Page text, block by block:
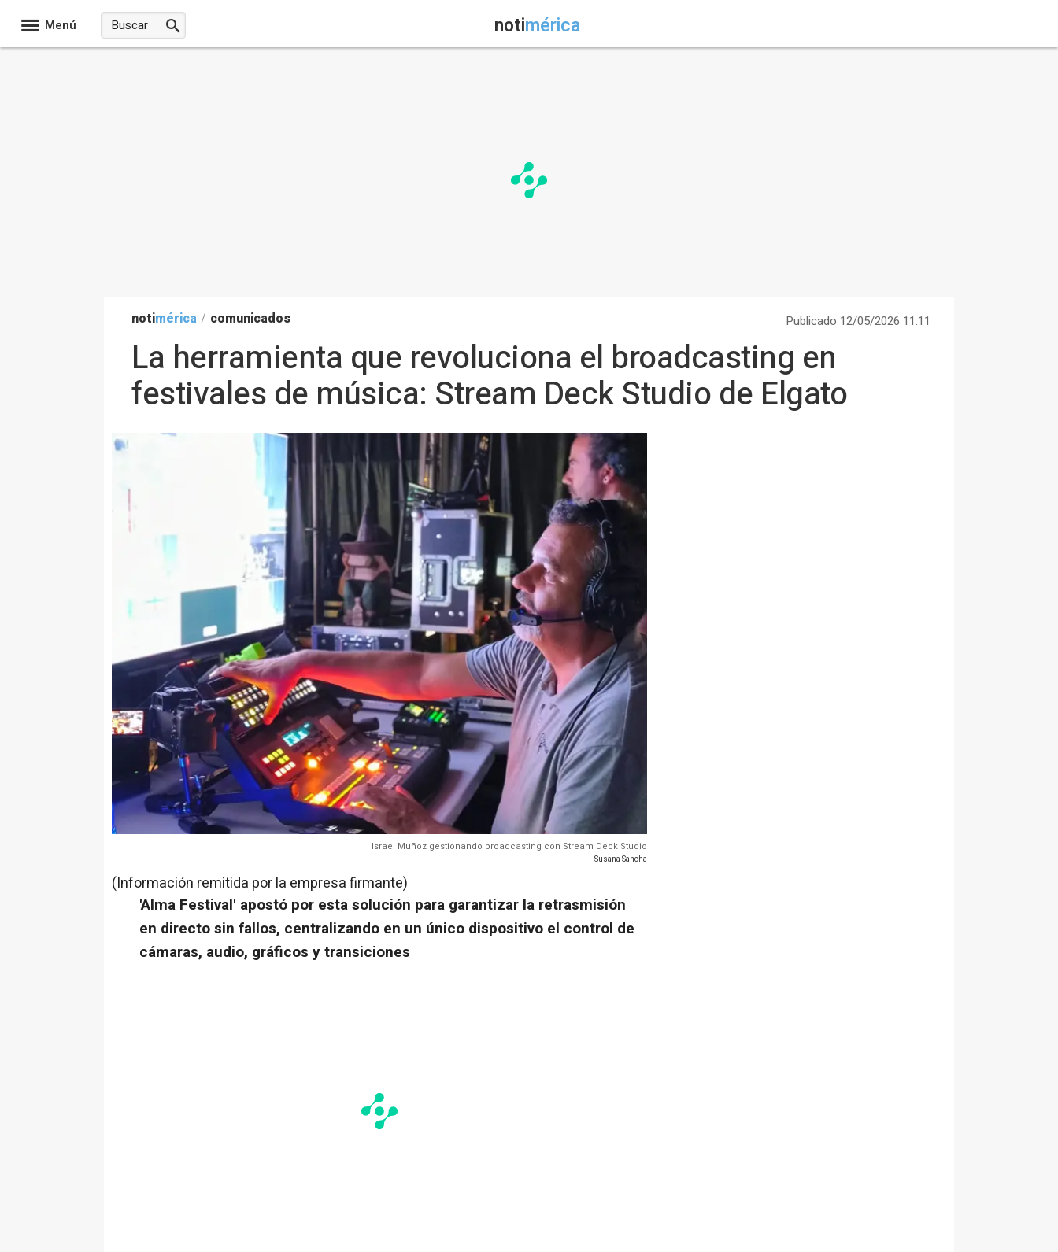
Menú notimérica
notimérica / comunicados Publicado 12/05/2026 11:11
La herramienta que revoluciona el broadcasting en
festivales de música: Stream Deck Studio de Elgato
Israel Muñoz gestionando broadcasting con Stream Deck Studio
- Susana Sancha
(Información remitida por la empresa firmante)
'Alma Festival' apostó por esta solución para garantizar la retrasmisión
en directo sin fallos, centralizando en un único dispositivo el control de
cámaras, audio, gráficos y transiciones